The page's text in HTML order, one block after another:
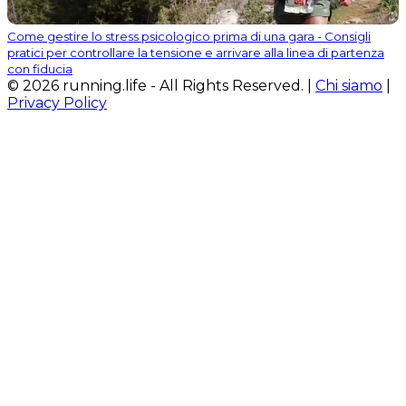
Come gestire lo stress psicologico prima di una gara - Consigli
pratici per controllare la tensione e arrivare alla linea di partenza
con fiducia
© 2026 running.life - All Rights Reserved. | Chi siamo
Privacy Policy